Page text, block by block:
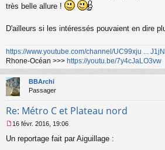
très belle allure !
D'ailleurs si les intéressés pouvaient en dire
https://www.youtube.com/channel/UC99xju ...
Rhone-Océan >>> https://youtu.be/7y4cJaLO3vw
BBArchi
Passager
Re: Métro C et Plateau nord
e
16 févr. 2016, 19:06
Un reportage fait par Aiguillage :